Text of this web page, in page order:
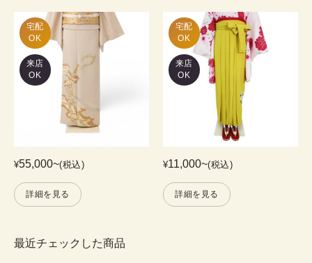
宅配
OK
来店
OK
¥55,000~(税込)
詳細を見る
宅配
OK
来店
OK
¥11,000~(税込)
詳細を見る
最近チェックした商品